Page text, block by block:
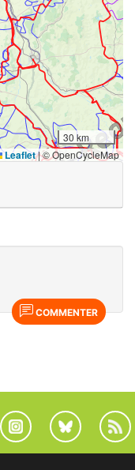
30 km
Leaflet|© OpenCycleMap
COMMENTER